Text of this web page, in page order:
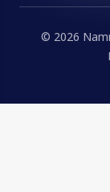
© 2026